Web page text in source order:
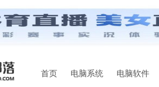
首页 电脑系统 电脑软件